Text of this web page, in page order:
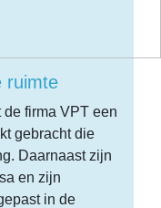
ruimte
firma VPT een
gebracht die
Daarnaast zijn
en zijn
in de